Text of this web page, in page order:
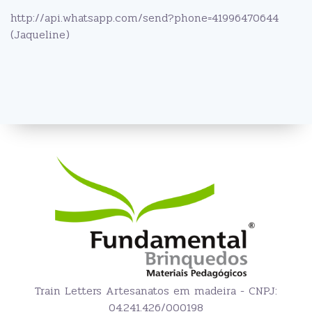
http://api.whatsapp.com/send?phone=41996470644
(Jaqueline)
Train Letters Artesanatos em madeira - CNPJ:
04.241.426/000198